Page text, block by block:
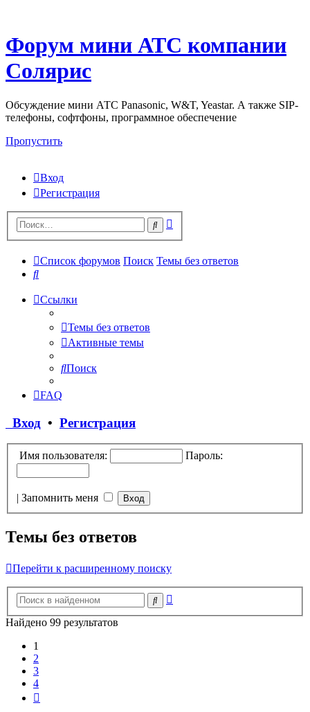
Форум мини АТС компании
Солярис
Обсуждение мини АТС Panasonic, W&T, Yeastar. А также SIP-
телефоны, софтфоны, программное обеспечение
Пропустить
Вход
Регистрация
Поиск
Список форумов Поиск Темы без ответов
Поиск
Ссылки
Темы без ответов
Активные темы
Поиск
FAQ
Вход • Регистрация
Имя пользователя: Пароль:
| Запомнить меня
Темы без ответов
Перейти к расширенному поиску
Поиск
Найдено 99 результатов
1
2
3
4